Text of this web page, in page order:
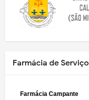
Farmácia de Serviço